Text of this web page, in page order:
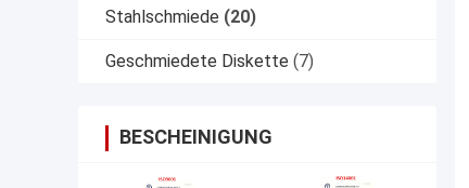
Stahlschmiede (20)
Geschmiedete Diskette (7)
BESCHEINIGUNG